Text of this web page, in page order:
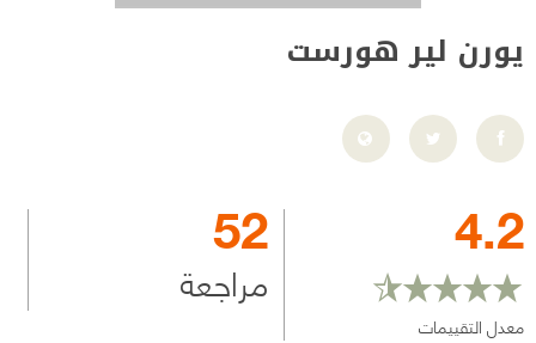
يورن لير هورست
4.2
معدل التقييمات
52
مراجعة